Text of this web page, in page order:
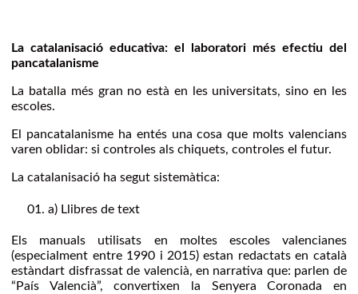
La catalanisació educativa: el laboratori més efectiu del
pancatalanisme
La batalla més gran no està en les universitats, sino en les
escoles.
El pancatalanisme ha entés una cosa que molts valencians
varen oblidar: si controles als chiquets, controles el futur.
La catalanisació ha segut sistemàtica:
a) Llibres de text
Els manuals utilisats en moltes escoles valencianes
(especialment entre 1990 i 2015) estan redactats en català
estàndart disfrassat de valencià, en narrativa que: parlen de
“País Valencià”, convertixen la Senyera Coronada en